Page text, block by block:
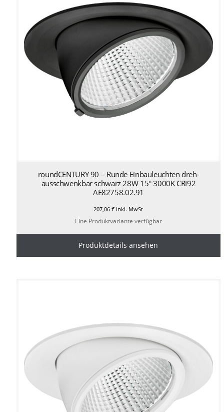
roundCENTURY 90 – Runde Einbauleuchten dreh-
ausschwenkbar schwarz 28W 15° 3000K CRI92
AE82758.02.91
207,06€ inkl. MwSt
Eine Produktvariante verfügbar
Produktdetails ansehen